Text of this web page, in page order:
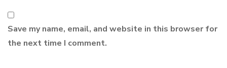
Save my name, email, and website in this browser for
the next time I comment.